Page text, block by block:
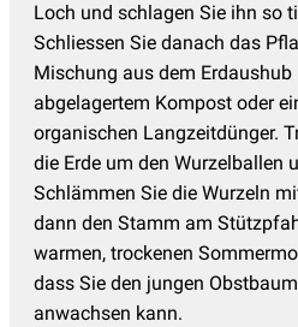
Loch und schlagen Sie ihn so
Schliessen Sie danach das
Mischung aus dem Erdaushub
abgelagertem Kompost oder
organischen Langzeitdünger.
die Erde um den Wurzelballen
Schlämmen Sie die Wurzeln
dann den Stamm am
warmen, trockenen
dass Sie den jungen
anwachsen kann.